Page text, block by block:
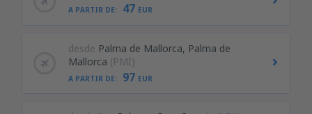
A PARTIR DE: 47 EUR
desde Palma de Mallorca, Palma de
Mallorca (PMI)
A PARTIR DE: 97 EUR